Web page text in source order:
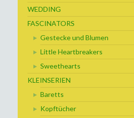
WEDDING
FASCINATORS
Gestecke und Blumen
Little Heartbreakers
Sweethearts
KLEINSERIEN
Baretts
Kopftücher